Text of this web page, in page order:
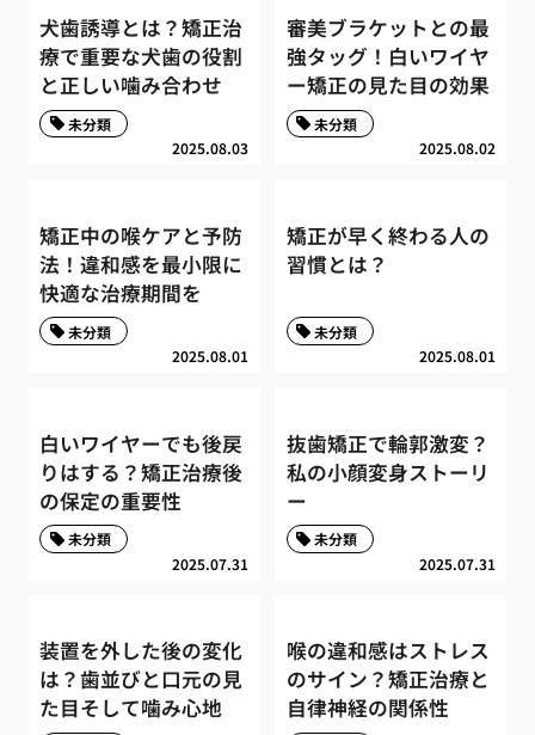
犬歯誘導とは？矯正治
療で重要な犬歯の役割
と正しい噛み合わせ
2025.08.03
未分類
審美ブラケットとの最
強タッグ！白いワイヤ
ー矯正の見た目の効果
2025.08.02
未分類
矯正中の喉ケアと予防
法！違和感を最小限に
快適な治療期間を
2025.08.01
未分類
矯正が早く終わる人の
習慣とは？
2025.08.01
未分類
白いワイヤーでも後戻
りはする？矯正治療後
の保定の重要性
2025.07.31
未分類
抜歯矯正で輪郭激変？
私の小顔変身ストーリ
ー
2025.07.31
未分類
装置を外した後の変化
は？歯並びと口元の見
た目そして噛み心地
喉の違和感はストレス
のサイン？矯正治療と
自律神経の関係性